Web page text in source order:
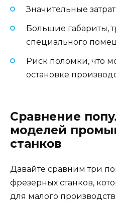
Значительные
Большие габариты,
специального
Риск поломки, что
остановке
Сравнение
моделей
станков
Давайте сравним три
фрезерных станков,
для малого